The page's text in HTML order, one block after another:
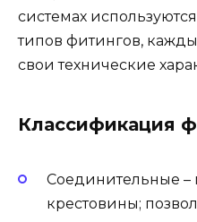
системах
типов фитингов,
свои технические
Классификация
Соединительные –
крестовины;